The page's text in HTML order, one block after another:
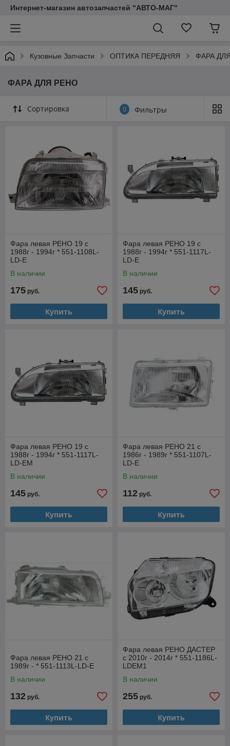
Интернет-магазин автозапчастей "АВТО-МАГ"
Кузовные Запчасти ОПТИКА ПЕРЕДНЯЯ ФАРА
ФАРА ДЛЯ РЕНО
Сортировка 0 Фильтры
Фара левая РЕНО 19 с
1988г - 1994г * 551-1108L-
LD-E
В наличии
175 руб.
Купить
Фара левая РЕНО 19 с
1988г - 1994г * 551-1117L-
LD-E
В наличии
145 руб.
Купить
Фара левая РЕНО 19 с
1988г - 1994г * 551-1117L-
LD-EM
В наличии
145 руб.
Купить
Фара левая РЕНО 21 с
1986г - 1989г * 551-1107L-
LD-E
В наличии
112 руб.
Купить
Фара левая РЕНО 21 с
1989г - * 551-1113L-LD-E
В наличии
132 руб.
Купить
Фара левая РЕНО ДАСТЕР
с 2010г - 2014г * 551-1186L-
LDEM1
В наличии
255 руб.
Купить